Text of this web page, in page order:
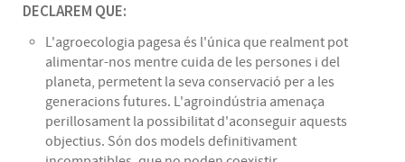
DECLAREM QUE:
L'agroecologia pagesa és l'única que realment pot
alimentar-nos mentre cuida de les persones i del
planeta, permetent la seva conservació per a les
generacions futures. L'agroindústria amenaça
perillosament la possibilitat d'aconseguir aquests
objectius. Són dos models definitivament